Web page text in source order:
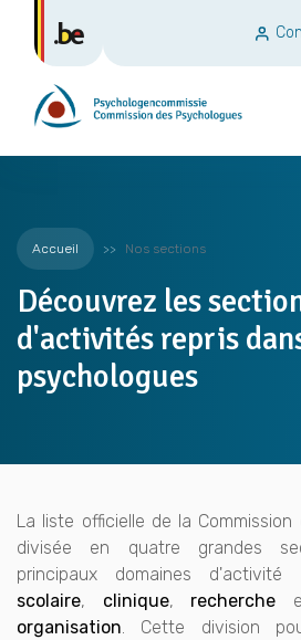
Accueil Nos sections
Découvrez les
d'activités repris
psychologues
La liste officielle de la
divisée en quatre grandes
principaux domaines
scolaire, clinique, recherche
organisation. Cette division